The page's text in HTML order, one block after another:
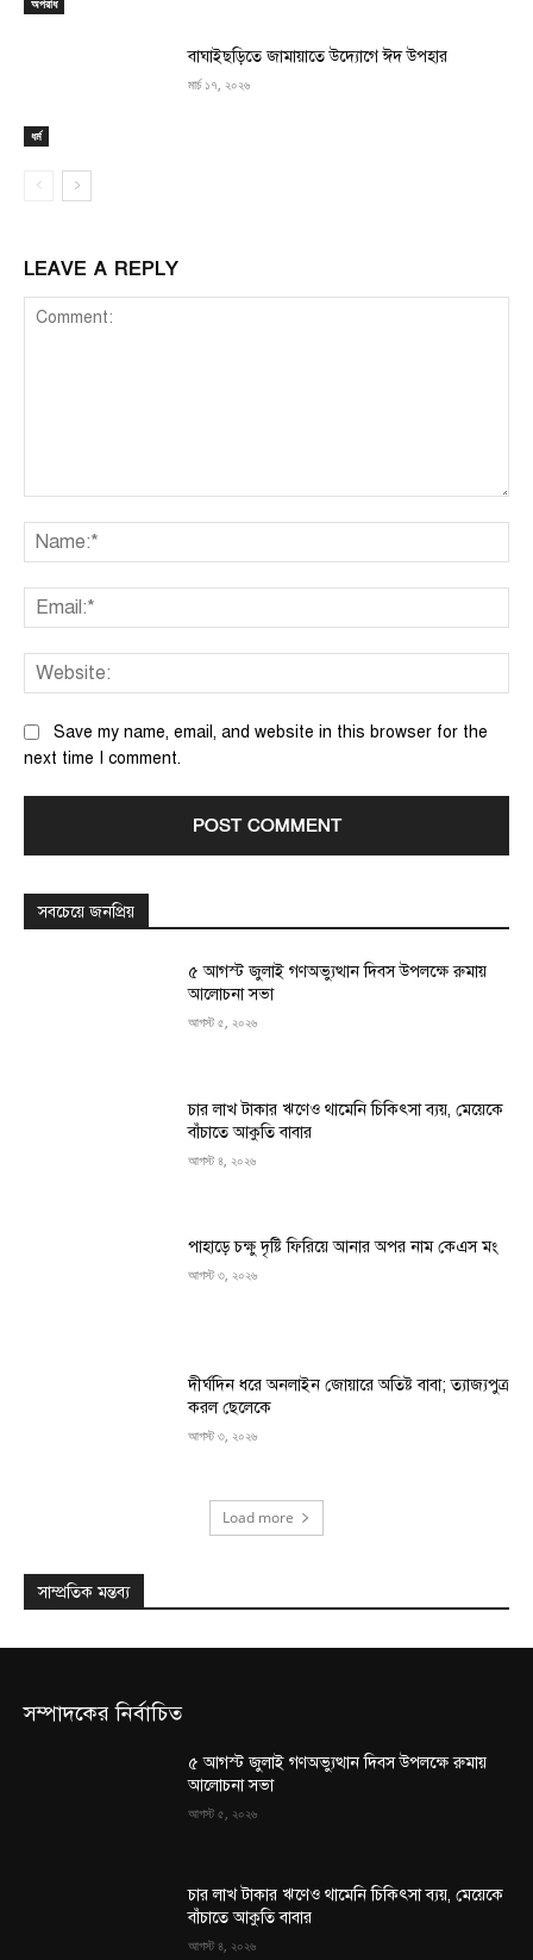
ধর্ম
বাঘাইছড়িতে জামায়াতে উদ্যোগে ঈদ উপহার
মার্চ ১৭, ২০২৬
LEAVE A REPLY
Save my name, email, and website in this browser for the
next time I comment.
সবচেয়ে জনপ্রিয়
৫ আগস্ট জুলাই গণঅভ্যুত্থান দিবস উপলক্ষে রুমায়
আলোচনা সভা
আগস্ট ৫, ২০২৬
চার লাখ টাকার ঋণেও থামেনি চিকিৎসা ব্যয়, মেয়েকে
বাঁচাতে আকুতি বাবার
আগস্ট ৪, ২০২৬
পাহাড়ে চক্ষু দৃষ্টি ফিরিয়ে আনার অপর নাম কেএস মং
আগস্ট ৩, ২০২৬
দীর্ঘদিন ধরে অনলাইন জোয়ারে অতিষ্ট বাবা; ত্যাজ্যপুত্র
করল ছেলেকে
আগস্ট ৩, ২০২৬
Load more
সাম্প্রতিক মন্তব্য
সম্পাদকের নির্বাচিত
৫ আগস্ট জুলাই গণঅভ্যুত্থান দিবস উপলক্ষে রুমায়
আলোচনা সভা
আগস্ট ৫, ২০২৬
চার লাখ টাকার ঋণেও থামেনি চিকিৎসা ব্যয়, মেয়েকে
বাঁচাতে আকুতি বাবার
আগস্ট ৪, ২০২৬